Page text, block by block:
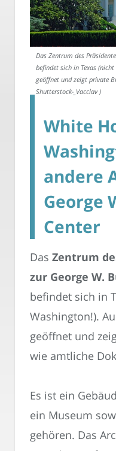
Das Zentrum des
befindet sich in Texas
geöffnet und zeigt private
Shutterstock-_Vacclav )
White
andere
George
Center
Das Zentrum
zur George W.
befindet sich in
Washington!).
geöffnet und
wie amtliche
Es ist ein
ein Museum
gehören. Das